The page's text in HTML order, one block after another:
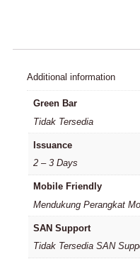
Additional information
Green Bar
Tidak Tersedia
Issuance
2 – 3 Days
Mobile Friendly
Mendukung Perangkat
SAN Support
Tidak Tersedia SAN